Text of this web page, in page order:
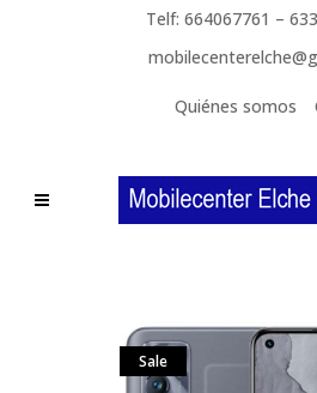
Telf: 664067761 –
Quiénes somos
Sale